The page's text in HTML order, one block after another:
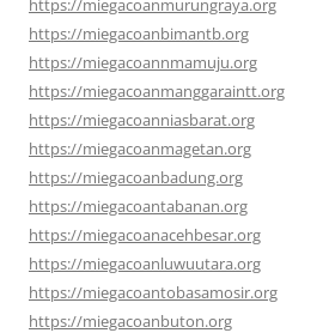
https://miegacoanmurungraya.org
https://miegacoanbimantb.org
https://miegacoannmamuju.org
https://miegacoanmanggaraintt.org
https://miegacoanniasbarat.org
https://miegacoanmagetan.org
https://miegacoanbadung.org
https://miegacoantabanan.org
https://miegacoanacehbesar.org
https://miegacoanluwuutara.org
https://miegacoantobasamosir.org
https://miegacoanbuton.org